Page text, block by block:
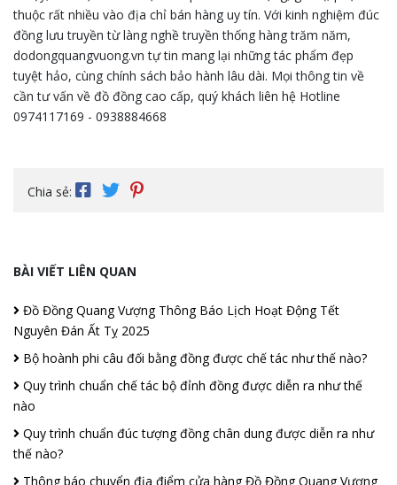
thuộc rất nhiều vào địa chỉ bán hàng uy tín. Với kinh nghiệm đúc
đồng lưu truyền từ làng nghề truyền thống hàng trăm năm,
dodongquangvuong.vn tự tin mang lại những tác phẩm đẹp
tuyệt hảo, cùng chính sách bảo hành lâu dài. Mọi thông tin về
cần tư vấn về đồ đồng cao cấp, quý khách liên hệ Hotline
0974117169 - 0938884668
Chia sẻ:
BÀI VIẾT LIÊN QUAN
Đồ Đồng Quang Vượng Thông Báo Lịch Hoạt Động Tết
Nguyên Đán Ất Tỵ 2025
Bộ hoành phi câu đối bằng đồng được chế tác như thế nào?
Quy trình chuẩn chế tác bộ đỉnh đồng được diễn ra như thế
nào
Quy trình chuẩn đúc tượng đồng chân dung được diễn ra như
thế nào?
Thông báo chuyển địa điểm cửa hàng Đồ Đồng Quang Vượng